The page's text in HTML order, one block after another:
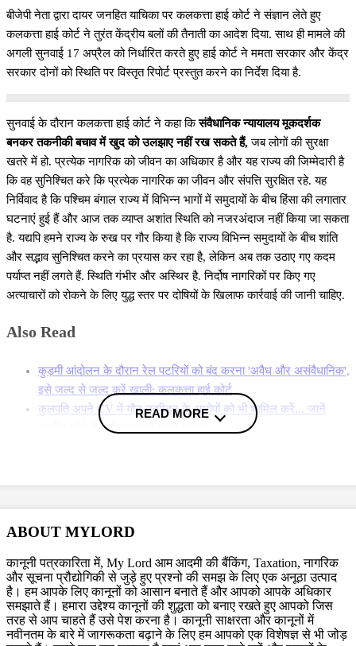
बीजेपी नेता द्वारा दायर जनहित याचिका पर कलकत्ता हाई कोर्ट ने संज्ञान लेते हुए
कलकत्ता हाई कोर्ट ने तुरंत केंद्रीय बलों की तैनाती का आदेश दिया. साथ ही मामले की
अगली सुनवाई 17 अप्रैल को निर्धारित करते हुए हाई कोर्ट ने ममता सरकार और केंद्र
सरकार दोनों को स्थिति पर विस्तृत रिपोर्ट प्रस्तुत करने का निर्देश दिया है.
सुनवाई के दौरान कलकत्ता हाई कोर्ट ने कहा किसंवैधानिक न्यायालय मूकदर्शक
बनकर तकनीकी बचाव में खुद को उलझाए नहीं रख सकते हैं, जब लोगों की सुरक्षा
खतरे में हो. प्रत्येक नागरिक को जीवन का अधिकार है और यह राज्य की जिम्मेदारी है
कि वह सुनिश्चित करे कि प्रत्येक नागरिक का जीवन और संपत्ति सुरक्षित रहे. यह
निर्विवाद है कि पश्चिम बंगाल राज्य में विभिन्न भागों में समुदायों के बीच हिंसा की लगातार
घटनाएं हुई हैं और आज तक व्याप्त अशांत स्थिति को नजरअंदाज नहीं किया जा सकता
है. यद्यपि हमने राज्य के रुख पर गौर किया है कि राज्य विभिन्न समुदायों के बीच शांति
और सद्भाव सुनिश्चित करने का प्रयास कर रहा है, लेकिन अब तक उठाए गए कदम
पर्याप्त नहीं लगते हैं. स्थिति गंभीर और अस्थिर है. निर्दोष नागरिकों पर किए गए
अत्याचारों को रोकने के लिए युद्ध स्तर पर दोषियों के खिलाफ कार्रवाई की जानी चाहिए.
Also Read
कुड़मी आंदोलन के दौरान रेल पटरियों को बंद करना 'अवैध और असंवैधानिक',
इसे जल्द से जल्द करें खाली: कलकत्ता हाई कोर्ट
कुलपति अपने CV में यौन उत्पीड़न के आरोपों को भी शामिल करें... जानें
सुप्रीम कोर्ट ने क्यों सुनाया ये सख्त फैसला
याचिका में दावा किया गया किजंगीपुर और धुलियान में दो समुदायों के बीच हिंसा बढ़ने
सांप्रदायिक सौहार्द सुनिश्चित करने के लिए केंद्रीय पुलिस बल की तैनाती जरूरी है.
विभिन्न समाचार रिपोर्टों से पता चलता है कि हाल ही में जिला प्रशासन ने मुर्शिदाबाद के
जंगीपुर में सीमा सुरक्षा बल (बीएसएफ) की मदद से सामान्य स्थिति बहाल किया था, इसे
लेकर याचिकाकर्ता ने दावा किया कि हिंसा के बढ़ने और जान-माल के नुकसान को
रोकने के लिए बीएसएफ या केंद्रीय सशस्त्र पुलिस बलों की जरूरत पड़ेगी. बीजेपी नेता
READ MORE
ABOUT MYLORD
कानूनी पत्रकारिता में, My Lord आम आदमी की बैंकिंग, Taxation, नागरिक
और सूचना प्रौद्योगिकी से जुड़े हुए प्रश्नो की समझ के लिए एक अनूठा उत्पाद
है। हम आपके लिए कानूनों को आसान बनाते हैं और आपको आपके अधिकार
समझाते हैं। हमारा उद्देश्य कानूनों की शुद्धता को बनाए रखते हुए आपको जिस
तरह से आप चाहते हैं उसे पेश करना है। कानूनी साक्षरता और कानूनों में
नवीनतम के बारे में जागरूकता बढ़ाने के लिए हम आपको एक विशेषज्ञ से भी जोड़